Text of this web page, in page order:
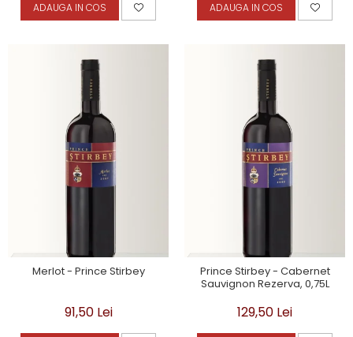
ADAUGA IN COS ADAUGA IN COS
Merlot - Prince Stirbey
91,50 Lei
Prince Stirbey - Cabernet
Sauvignon Rezerva, 0,75L
129,50 Lei